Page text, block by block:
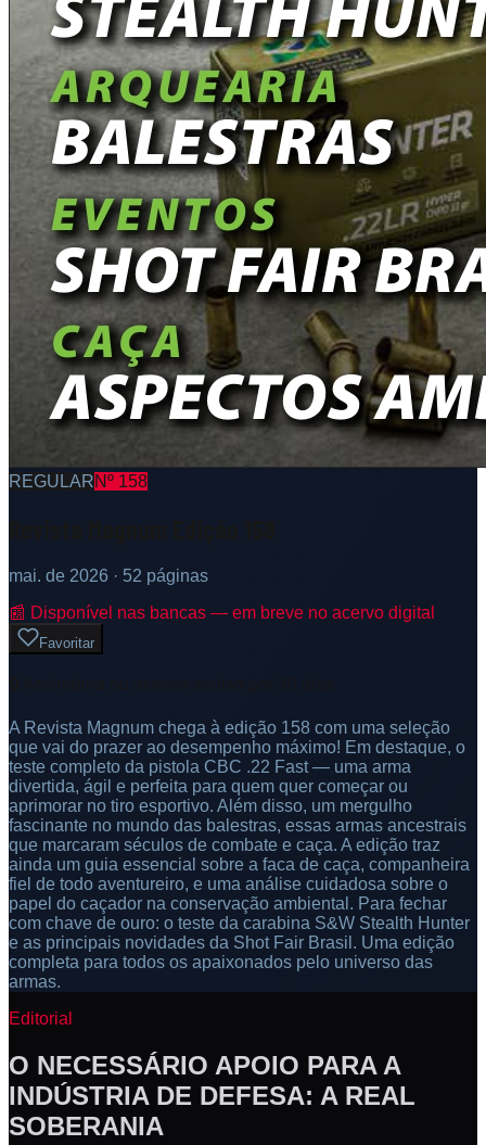
REGULARNº 158
mai. de 2026 · 52 páginas
📰 Disponível nas bancas — em breve no acervo digital
Favoritar
A Revista Magnum chega à edição 158 com uma seleção
que vai do prazer ao desempenho máximo! Em destaque, o
teste completo da pistola CBC .22 Fast — uma arma
divertida, ágil e perfeita para quem quer começar ou
aprimorar no tiro esportivo. Além disso, um mergulho
fascinante no mundo das balestras, essas armas ancestrais
que marcaram séculos de combate e caça. A edição traz
ainda um guia essencial sobre a faca de caça, companheira
fiel de todo aventureiro, e uma análise cuidadosa sobre o
papel do caçador na conservação ambiental. Para fechar
com chave de ouro: o teste da carabina S&W Stealth Hunter
e as principais novidades da Shot Fair Brasil. Uma edição
completa para todos os apaixonados pelo universo das
armas.
Editorial
O NECESSÁRIO APOIO PARA A
INDÚSTRIA DE DEFESA: A REAL
SOBERANIA